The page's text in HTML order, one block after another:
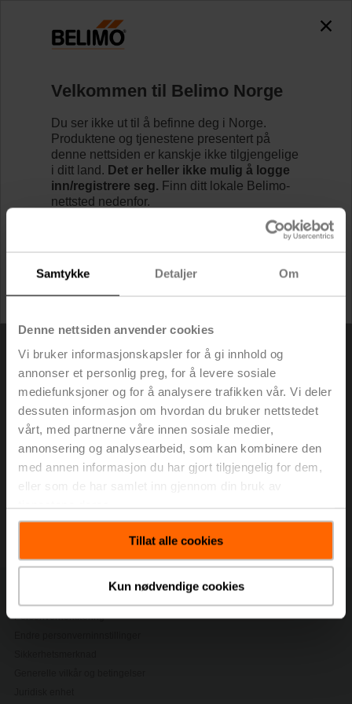
Samtykke Detaljer Om
Denne nettsiden anvender cookies
Vi bruker informasjonskapsler for å gi innhold og
annonser et personlig preg, for å levere sosiale
mediefunksjoner og for å analysere trafikken vår. Vi deler
dessuten informasjon om hvordan du bruker nettstedet
vårt, med partnerne våre innen sosiale medier,
annonsering og analysearbeid, som kan kombinere den
med annen informasjon du har gjort tilgjengelig for dem,
eller som de har samlet inn gjennom din bruk av
Tillat alle cookies
Kun nødvendige cookies
Logg inn / registrer deg
Passord
Jeg forstår at Belimos nettbutikk er eksklusivt for
bedriftskunder, og at Belimo ikke inngår kontrakter
med forbrukere. En forbruker er enhver fysisk person
som kjøper et produkt hovedsakelig for privat formål.
Har du glemt passordet?
Logg inn Registrer deg
Velkommen til Belimo Norge
Du ser ikke ut til å befinne deg i Norge.
Produktene og tjenestene presentert på
denne nettsiden er kanskje ikke tilgjengelige
i ditt land. Det er heller ikke mulig å logge
inn/registrere seg. Finn ditt lokale Belimo-
nettsted nedenfor.
Jeg vil gjerne bo på Belimo Norge.
Personvernerklæring